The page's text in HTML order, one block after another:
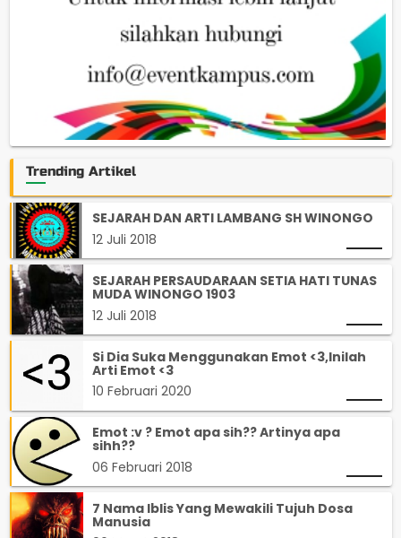
Trending Artikel
SEJARAH DAN ARTI LAMBANG SH WINONGO
12 Juli 2018
SEJARAH PERSAUDARAAN SETIA HATI TUNAS
MUDA WINONGO 1903
12 Juli 2018
Si Dia Suka Menggunakan Emot <3,Inilah
Arti Emot <3
10 Februari 2020
Emot :v ? Emot apa sih?? Artinya apa
sihh??
06 Februari 2018
7 Nama Iblis Yang Mewakili Tujuh Dosa
Manusia